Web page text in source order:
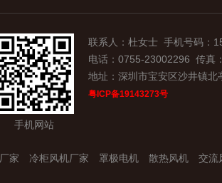
手机网站
联系人：杜女士 手机号码：
电话：0755-23002296 传真
地址：深圳市宝安区沙井镇
粤ICP备19143273号
家 冷柜风机厂家 罩极电机 散热风机 交流